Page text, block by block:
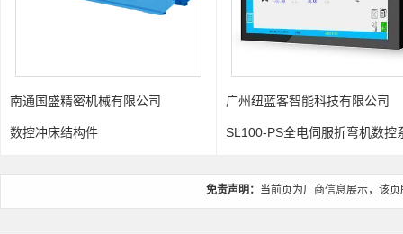
南通国盛精密机械有限公司
数控冲床结构件
广州纽蓝客智能科技有限公司
SL100-PS全电伺服折弯机数控
免责声明： 当前页为厂商信息展示，该